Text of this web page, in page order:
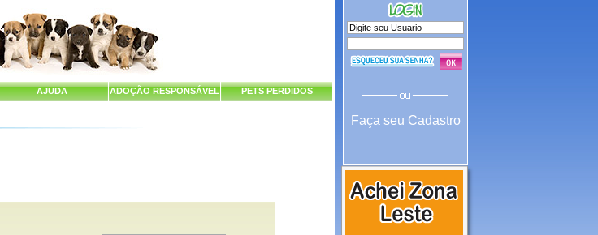
AJUDA ADOÇÃO RESPONSÁVEL PETS PERDIDOS
Faça seu Cadastro